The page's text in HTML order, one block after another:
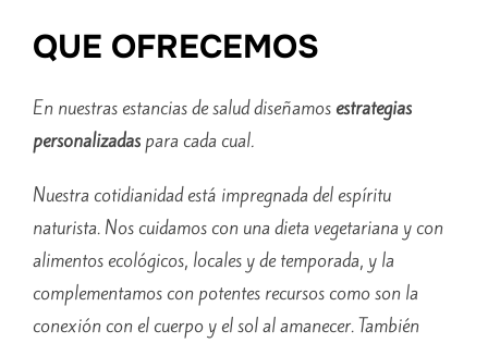
QUE OFRECEMOS
En nuestras estancias de salud diseñamos estrategias
personalizadas para cada cual.
Nuestra cotidianidad está impregnada del espíritu
naturista. Nos cuidamos con una dieta vegetariana y con
alimentos ecológicos, locales y de temporada, y la
complementamos con potentes recursos como son la
conexión con el cuerpo y el sol al amanecer. También